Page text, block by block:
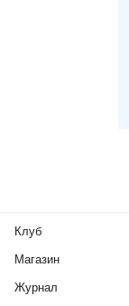
Клуб
Магазин
Журнал